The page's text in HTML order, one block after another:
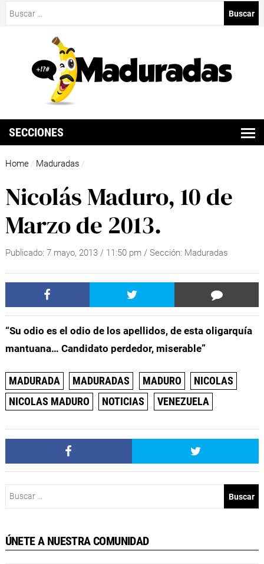
SECCIONES
Home / Maduradas /
Nicolás Maduro, 10 de
Marzo de 2013.
Publicado: 7 mayo, 2013/ 11:50 pm / Sección: Maduradas
“Su odio es el odio de los apellidos, de esta oligarquía
mantuana… Candidato perdedor, miserable”
MADURADA MADURADAS MADURO
NICOLAS
NICOLAS MADURO
NOTICIAS VENEZUELA
ÚNETE A NUESTRA COMUNIDAD